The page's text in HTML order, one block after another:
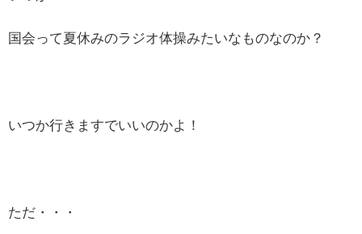
国会って夏休みのラジオ体操みたいなものなのか？
いつか行きますでいいのかよ！
ただ・・・